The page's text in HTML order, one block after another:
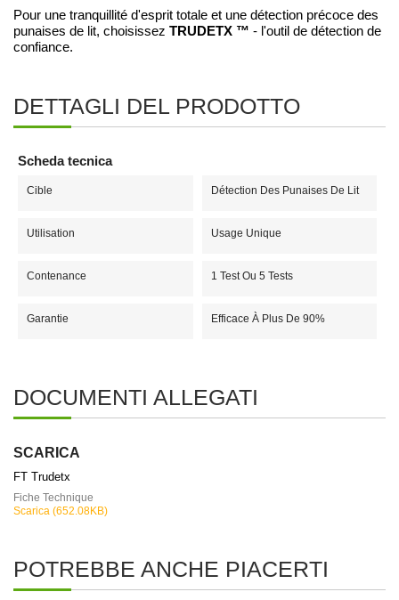
Pour une tranquillité d'esprit totale et une détection précoce des
punaises de lit, choisissez TRUDETX ™ - l'outil de détection de
confiance.
DETTAGLI DEL PRODOTTO
Scheda tecnica
Cible Détection Des Punaises De Lit
Utilisation Usage Unique
Contenance 1 Test Ou 5 Tests
Garantie Efficace À Plus De 90%
DOCUMENTI ALLEGATI
SCARICA
FT Trudetx
Fiche Technique
Scarica (652.08KB)
POTREBBE ANCHE PIACERTI